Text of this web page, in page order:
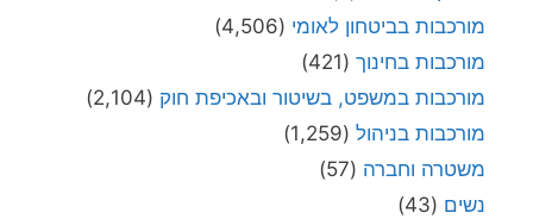
מורכבות בביטחון לאומי (4,506)
מורכבות בחינוך (421)
מורכבות במשפט, בשיטור ובאכיפת חוק (2,104)
מורכבות בניהול (1,259)
משטרה וחברה (57)
נשים (43)